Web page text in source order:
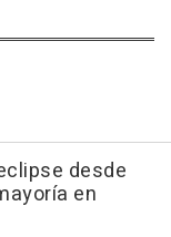
desde
en